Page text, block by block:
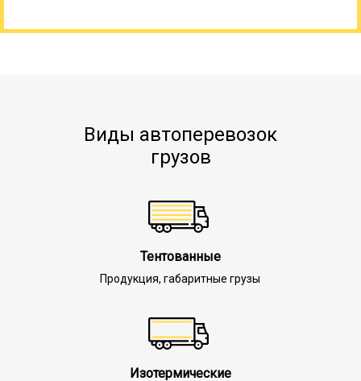
Виды автоперевозок
грузов
Тентованные
Продукция, габаритные грузы
Изотермические